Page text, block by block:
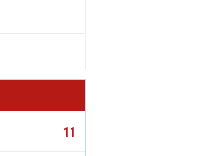
11